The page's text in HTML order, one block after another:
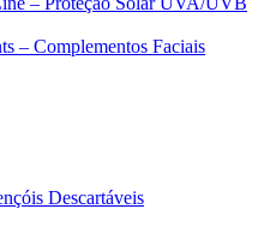
– Complementos Faciais
Descartáveis